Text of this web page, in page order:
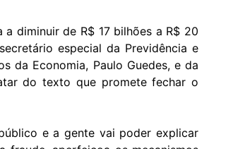
diminuir de R$ 17 bilhões a R$ 20
especial da Previdência e
da Economia, Paulo Guedes, e da
do texto que prometefechar o
e a gente vai poder explicar